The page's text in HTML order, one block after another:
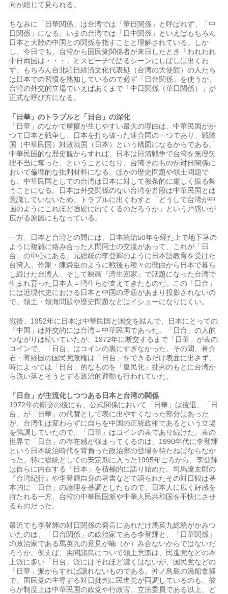
向が総じて見られる。
ちなみに「日華関係」は台湾では「華日関係」と呼ばれず、「中
日関係」になる。いまの台湾では「日中関係」といえばもちろん
日本と大陸の中国との関係を指すことと理解されている。しか
し、今日でも、台湾から国民党関係者が来日したとき「われわれ
中日両国は・・・」とスピーチで語るシーンにしばしば出くわ
す。もちろん台北駐日経済文化代表処（台湾の大使館）の人たち
は日本での習慣を熟知しているので必ず「日台関係」を使うが、
台湾の外交的立場でいえばあくまで「中日関係（華日関係）」が
正式な呼び方になる。
「日華」のトラブルと「日台」の深化
「日華」のなかで摩擦が生じやすい最大の理由は、中華民国がか
つて日本と戦争し、日本を打ち破った連合国の一つであり、戦勝
国（中華民国）対敗戦国（日本）という構図になるからである。
中華民国的な歴史観からすれば、日本は日清戦争で台湾を無理矢
理不当に奪った、ということになり、台湾そのものが対日関係に
おいて倫理的な批判材料になる。ほかの歴史問題や領土問題で
も、中華民国としての台湾は日本に対して教条的に厳しく振る舞
うことになる。日本は外交関係のない台湾を普段は中華民国とは
意識していないため、トラブルに出くわすと「どうして台湾が中
国のようにこれほど強硬に出てくるのだろうか」という戸惑いが
広がる原因にもなっている。
一方、日本と台湾との間には、日本統治50年を経た上で地下茎の
ように複雑に絡み合った人間同士の交流があって、これが「日
台」の中心にある。元総統の李登輝のように日本語教育を受けた
台湾人、作家・陳舜臣のように戦後も種々の理由から日本で暮ら
し続けた台湾人、そして映画『湾生回家』で話題になった台湾で
生まれ育った日本人＝湾生らが支えてきたものだ。この「日台」
には近現代史における日本と中国の矛盾があまり投影されないの
で、領土・領海問題や歴史問題などはイシューになりにくい。
戦後、1952年に日本は中華民国と国交を結んで、日本にとっての
「中国」は外交的には台湾＝中華民国であった。「日台」の人的
つながりは続いていたが、1972年に断交するまで「日華」が表の
コインで、「日台」はコインの裏にすぎなかった。その間、蒋介
石・蒋経国の国民党政権は「日台」をできるだけ表面に出さず、
時によっては「日台」的なものを「皇民化」批判のもとに台湾か
ら洗い落とそうとする政治的運動も行われていた。
「日台」が主流化しつつある日本と台湾の関係
1972年の断交の後にも、公式関係において「日華」は後退、「日
台」が「日華」の代替として表に出やすくなった部分はあった
が、台湾側は変わらずに自らを中国の正統政権であるという立場
を強調していたので、「日華」はコインの表であり続けた。表の
世界で「日台」の存在感が強まってくるのは、1990年代に李登輝
という日本統治時代を背負った政治家の登場を待たねばならなか
った。特に総統としての安定期に入った1995年ごろから、李登輝
は自らに内在する「日本」を積極的に語り始めた。司馬遼太郎の
『台湾紀行』や李登輝自身の著書などで語られたその対日観は基
本的に「日台」の論理を基調としたもので、日本人に広く好感を
持たれる一方、台湾の中華民国派や中華人民共和国を不快にさせ
るものだった。
最近でも李登輝の対日関係の発言にあれだけ馬英九総統がかみつ
いたのは、「日台関係」の政治家である李登輝と、「日華関係」
の政治家である馬英九の意見が噛（か）み合ないからではないだ
ろうか。例えば、尖閣諸島について領土意識は、民進党などの本
土派に多い「日台」派にはそれほど濃くはないが、国民党などの
「日華」派からすれば譲れないものである。沖ノ鳥島の漁船拿捕
で、国民党の主導する対日批判に民進党が同調しているのも、彼
らが制度上は中華民国の政党や行政官、立法委員である以上、ど